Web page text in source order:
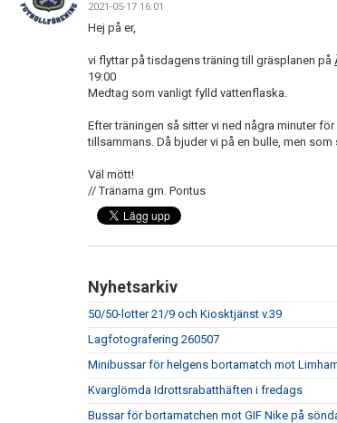
2021-05-17 16:01
Hej på er,
vi flyttar på tisdagens träning till gräsplanen på
19:00
Medtag som vanligt fylld vattenflaska.
Efter träningen så sitter vi ned några minuter
tillsammans. Då bjuder vi på en bulle, men
Väl mött!
// Tränarna gm. Pontus
Nyhetsarkiv
50/50-lotter 21/9 och Kiosktjänst v.39
Lagfotografering 260507
Minibussar för helgens bortamatch mot
Kvarglömda Idrottsrabatthäften i fredags
Bussar för bortamatchen mot GIF Nike på